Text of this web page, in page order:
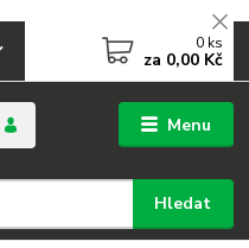
Menu
Hledat
0 ks
za 0,00 Kč